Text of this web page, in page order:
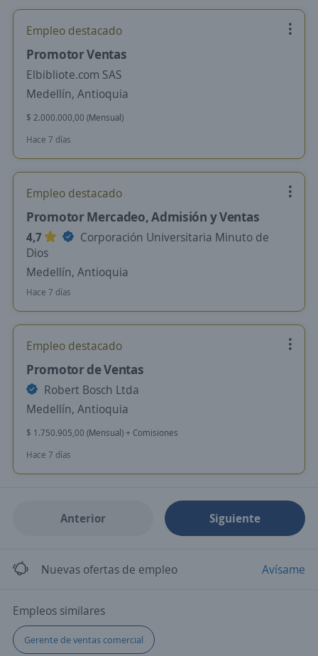
Empleo destacado
Promotor Ventas
Elbibliote.com SAS
Medellín, Antioquia
$ 2.000.000,00 (Mensual)
Hace 7 días
Empleo destacado
Promotor Mercadeo, Admisión y Ventas
4,7
Corporación Universitaria Minuto de
Dios
Medellín, Antioquia
Hace 7 días
Empleo destacado
Promotor de Ventas
Robert Bosch Ltda
Medellín, Antioquia
$ 1.750.905,00 (Mensual) + Comisiones
Hace 7 días
Anterior Siguiente
Nuevas ofertas de empleo Avísame
Empleos similares
Gerente de ventas comercial